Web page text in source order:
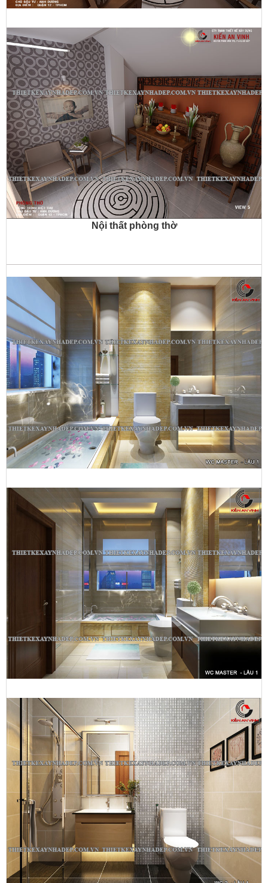
Nội thất phòng thờ